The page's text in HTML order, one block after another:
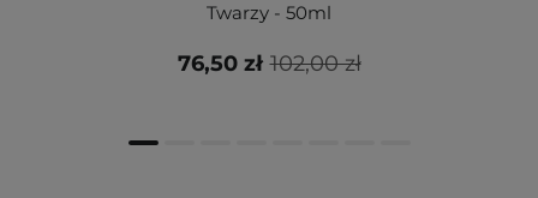
Twarzy - 50ml
102,00 zł
76,50 zł